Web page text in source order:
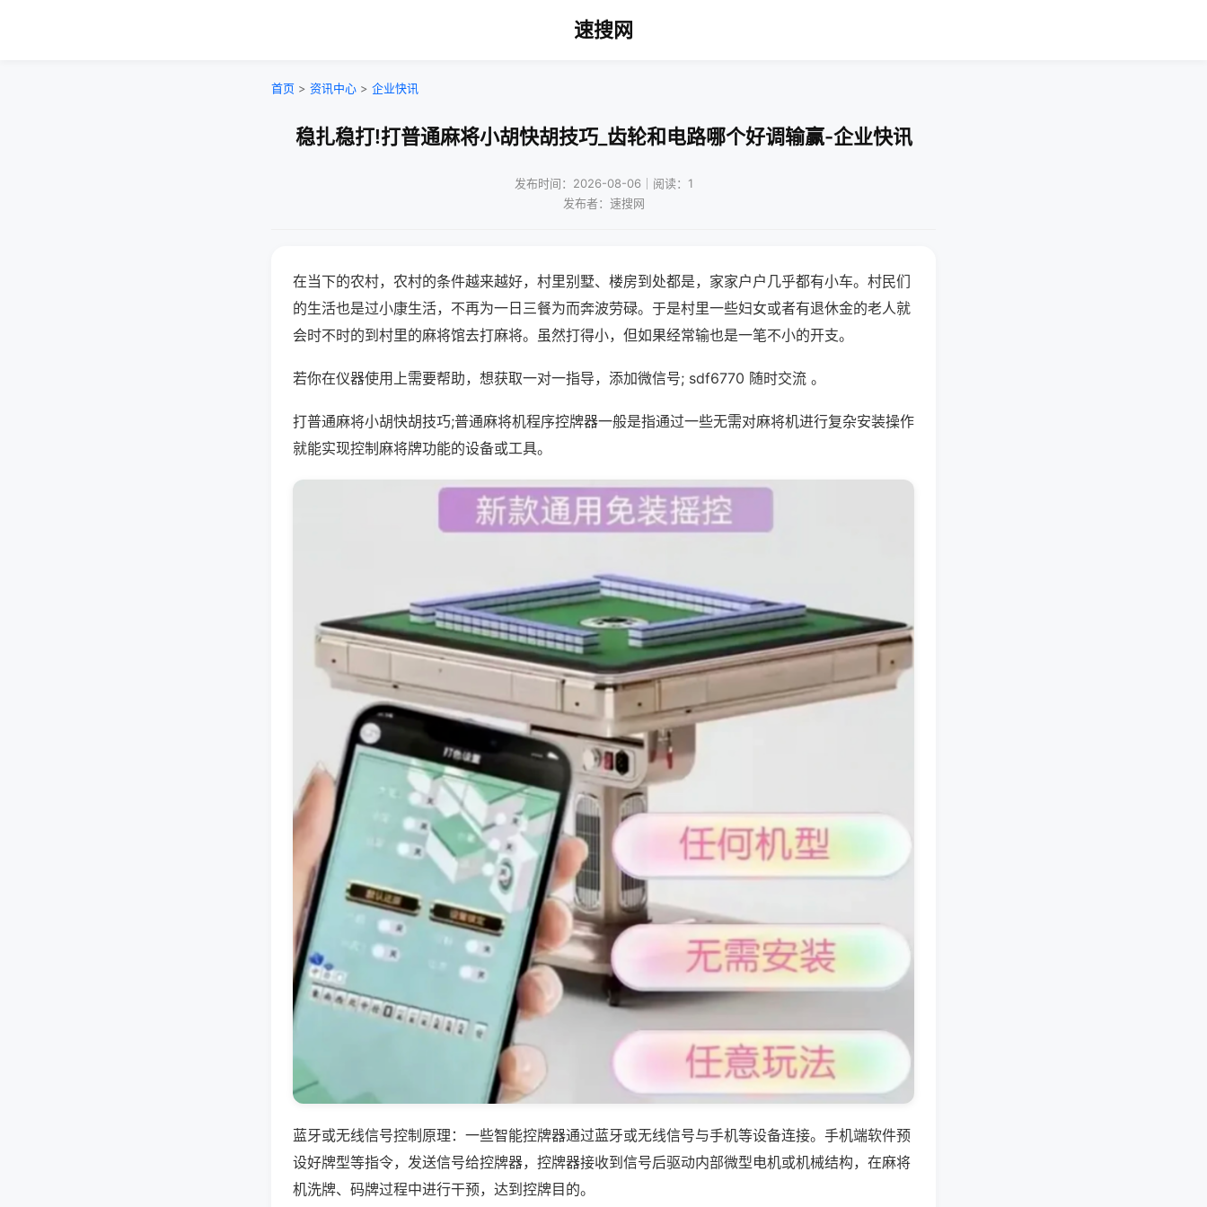
速搜网
首页 > 资讯中心 > 企业快讯
稳扎稳打!打普通麻将小胡快胡技巧_齿轮和电路哪个好调输赢-企业快讯
发布时间：2026-08-06｜阅读：1
发布者：速搜网
在当下的农村，农村的条件越来越好，村里别墅、楼房到处都是，家家户户几乎都有小车。村民们
的生活也是过小康生活，不再为一日三餐为而奔波劳碌。于是村里一些妇女或者有退休金的老人就
会时不时的到村里的麻将馆去打麻将。虽然打得小，但如果经常输也是一笔不小的开支。
若你在仪器使用上需要帮助，想获取一对一指导，添加微信号; sdf6770 随时交流 。
打普通麻将小胡快胡技巧;普通麻将机程序控牌器一般是指通过一些无需对麻将机进行复杂安装操作
就能实现控制麻将牌功能的设备或工具。
蓝牙或无线信号控制原理：一些智能控牌器通过蓝牙或无线信号与手机等设备连接。手机端软件预
设好牌型等指令，发送信号给控牌器，控牌器接收到信号后驱动内部微型电机或机械结构，在麻将
机洗牌、码牌过程中进行干预，达到控牌目的。